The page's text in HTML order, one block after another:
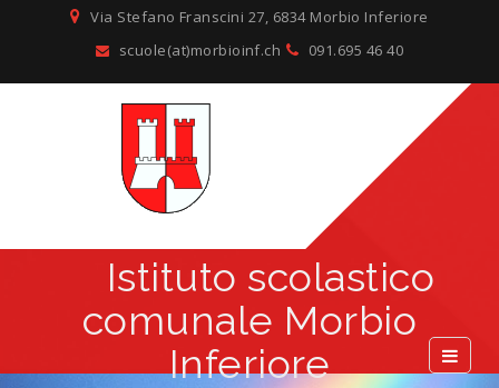
Via Stefano Franscini 27, 6834 Morbio Inferiore
scuole(at)morbioinf.ch
091.695 46 40
Istituto scolastico
comunale Morbio
Inferiore